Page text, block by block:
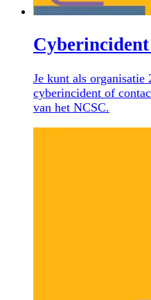
Je kunt als organisatie
cyberincident of
van het NCSC.